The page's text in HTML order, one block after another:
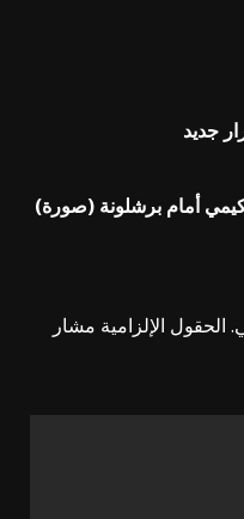
جديد
أمام برشلونة (صورة)
الحقول الإلزامية مشار